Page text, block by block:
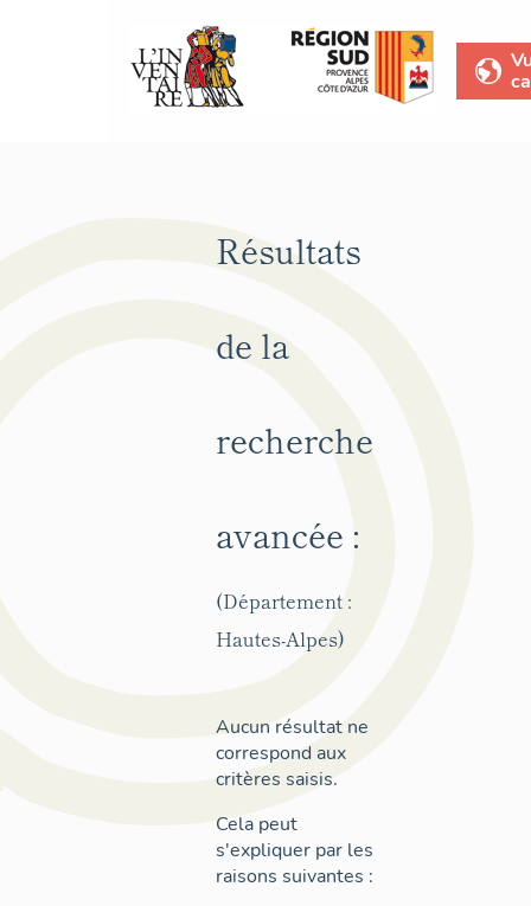
Résultats
de la
recherche
avancée :
(Département :
Hautes-Alpes)
Aucun résultat ne
correspond aux
critères saisis.
Cela peut
s'expliquer par les
raisons suivantes :